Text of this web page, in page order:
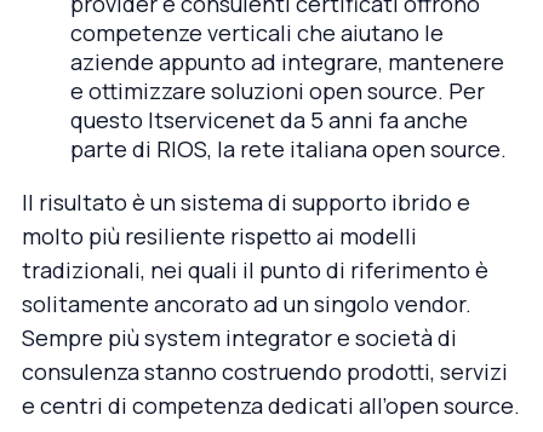
competenze verticali che aiutano le
aziende appunto ad integrare, mantenere
e ottimizzare soluzioni open source. Per
questo Itservicenet da 5 anni fa anche
parte di RIOS, la rete italiana open source.
Il risultato è un sistema di supporto ibrido e
molto più resiliente rispetto ai modelli
tradizionali, nei quali il punto di riferimento è
solitamente ancorato ad un singolo vendor.
Sempre più system integrator e società di
consulenza stanno costruendo prodotti, servizi
e centri di competenza dedicati all’open source.